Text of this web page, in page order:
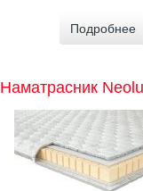
Подробнее
Наматрасник